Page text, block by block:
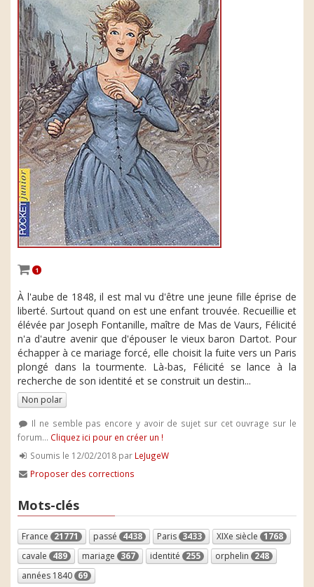
1
À l'aube de 1848, il est mal vu d'être une jeune fille éprise de
liberté. Surtout quand on est une enfant trouvée. Recueillie et
élévée par Joseph Fontanille, maître de Mas de Vaurs, Félicité
n'a d'autre avenir que d'épouser le vieux baron Dartot. Pour
échapper à ce mariage forcé, elle choisit la fuite vers un Paris
plongé dans la tourmente. Là-bas, Félicité se lance à la
recherche de son identité et se construit un destin...
Non polar
Il ne semble pas encore y avoir de sujet sur cet ouvrage sur le
forum... Cliquez ici pour en créer un !
Soumis le 12/02/2018 par LeJugeW
Proposer des corrections
Mots-clés
France 21771 passé 4438 Paris 3433 XIXe siècle 1768
cavale 489 mariage 367 identité 255 orphelin 248
années 1840 69